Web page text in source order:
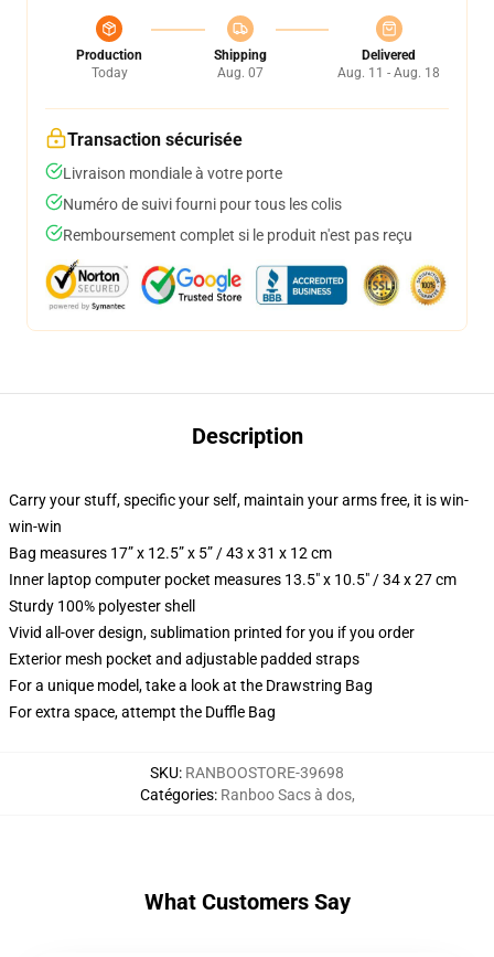
Production
Today
Shipping
Aug. 07
Delivered
Aug. 11 - Aug. 18
Transaction sécurisée
Livraison mondiale à votre porte
Numéro de suivi fourni pour tous les colis
Remboursement complet si le produit n'est pas reçu
Description
Carry your stuff, specific your self, maintain your arms free, it is win-
win-win
Bag measures 17” x 12.5” x 5” / 43 x 31 x 12 cm
Inner laptop computer pocket measures 13.5" x 10.5" / 34 x 27 cm
Sturdy 100% polyester shell
Vivid all-over design, sublimation printed for you if you order
Exterior mesh pocket and adjustable padded straps
For a unique model, take a look at the Drawstring Bag
For extra space, attempt the Duffle Bag
SKU: RANBOOSTORE-39698
Catégories: Ranboo Sacs à dos,
What Customers Say